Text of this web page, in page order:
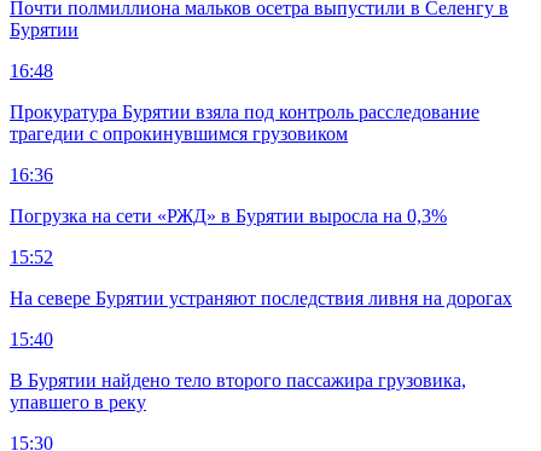
Почти полмиллиона мальков осетра выпустили в Селенгу в
Бурятии
16:48
Прокуратура Бурятии взяла под контроль расследование
трагедии с опрокинувшимся грузовиком
16:36
Погрузка на сети «РЖД» в Бурятии выросла на 0,3%
15:52
На севере Бурятии устраняют последствия ливня на дорогах
15:40
В Бурятии найдено тело второго пассажира грузовика,
упавшего в реку
15:30